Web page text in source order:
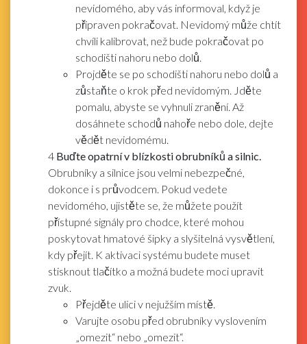
nevidomého, aby vás informoval, když je
připraven pokračovat. Nevidomý může chtít
chvíli kalibrovat, než bude pokračovat po
schodišti nahoru nebo dolů.
Projděte se po schodišti nahoru nebo dolů a
zůstaňte o krok před nevidomým. Jděte
pomalu, abyste se vyhnuli zranění. Až
dosáhnete schodů nahoře nebo dole, dejte
vědět nevidomému.
4 Buďte opatrní v blízkosti obrubníků a silnic.
Obrubníky a silnice jsou velmi nebezpečné,
dokonce i s průvodcem. Pokud vedete
nevidomého, ujistěte se, že můžete použít
přístupné signály pro chodce, které mohou
poskytovat hmatové šipky a slyšitelná vysvětlení,
kdy přejít. K aktivaci systému budete muset
stisknout tlačítko a možná budete moci upravit
zvuk.
Přejděte ulici v nejužším místě.
Varujte osobu před obrubníky vyslovením
„omezit“ nebo „omezit“.